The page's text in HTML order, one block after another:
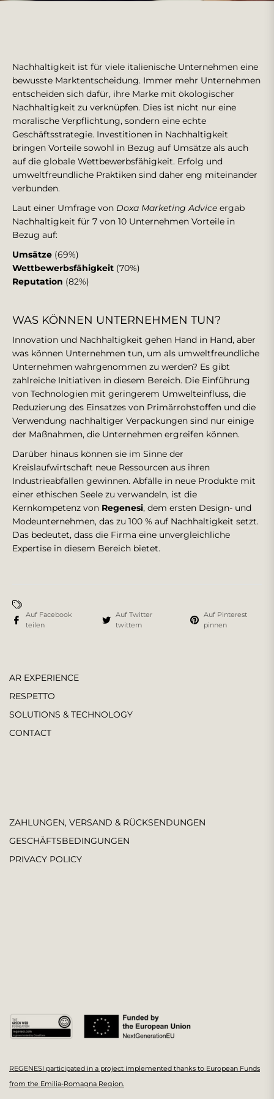
Nachhaltigkeit ist für viele italienische Unternehmen eine
bewusste Marktentscheidung. Immer mehr Unternehmen
entscheiden sich dafür, ihre Marke mit ökologischer
Nachhaltigkeit zu verknüpfen. Dies ist nicht nur eine
moralische Verpflichtung, sondern eine echte
Geschäftsstrategie. Investitionen in Nachhaltigkeit
bringen Vorteile sowohl in Bezug auf Umsätze als auch
auf die globale Wettbewerbsfähigkeit. Erfolg und
umweltfreundliche Praktiken sind daher eng miteinander
verbunden.
Laut einer Umfrage von Doxa Marketing Advice ergab
Nachhaltigkeit für 7 von 10 Unternehmen Vorteile in
Bezug auf:
Umsätze (69%)
Wettbewerbsfähigkeit (70%)
Reputation (82%)
WAS KÖNNEN UNTERNEHMEN TUN?
Innovation und Nachhaltigkeit gehen Hand in Hand, aber
was können Unternehmen tun, um als umweltfreundliche
Unternehmen wahrgenommen zu werden? Es gibt
zahlreiche Initiativen in diesem Bereich. Die Einführung
von Technologien mit geringerem Umwelteinfluss, die
Reduzierung des Einsatzes von Primärrohstoffen und die
Verwendung nachhaltiger Verpackungen sind nur einige
der Maßnahmen, die Unternehmen ergreifen können.
Darüber hinaus können sie im Sinne der
Kreislaufwirtschaft neue Ressourcen aus ihren
Industrieabfällen gewinnen. Abfälle in neue Produkte mit
einer ethischen Seele zu verwandeln, ist die
Kernkompetenz von Regenesi, dem ersten Design- und
Modeunternehmen, das zu 100 % auf Nachhaltigkeit setzt.
Das bedeutet, dass die Firma eine unvergleichliche
Expertise in diesem Bereich bietet.
Auf Facebook
teilen
Auf Twitter
twittern
Auf Pinterest
pinnen
AR EXPERIENCE
RESPETTO
SOLUTIONS & TECHNOLOGY
CONTACT
ZAHLUNGEN, VERSAND & RÜCKSENDUNGEN
GESCHÄFTSBEDINGUNGEN
PRIVACY POLICY
REGENESI participated in a project implemented thanks to European Funds
from the Emilia-Romagna Region.